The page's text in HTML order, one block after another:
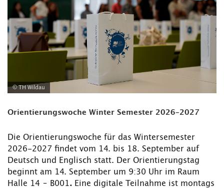
© TH Wildau
Orientierungswoche Winter Semester 2026–2027
Die Orientierungswoche für das Wintersemester
2026-2027 findet vom 14. bis 18. September auf
Deutsch und Englisch statt. Der Orientierungstag
beginnt am 14. September um 9:30 Uhr im Raum
Halle 14 – B001. Eine digitale Teilnahme ist montags